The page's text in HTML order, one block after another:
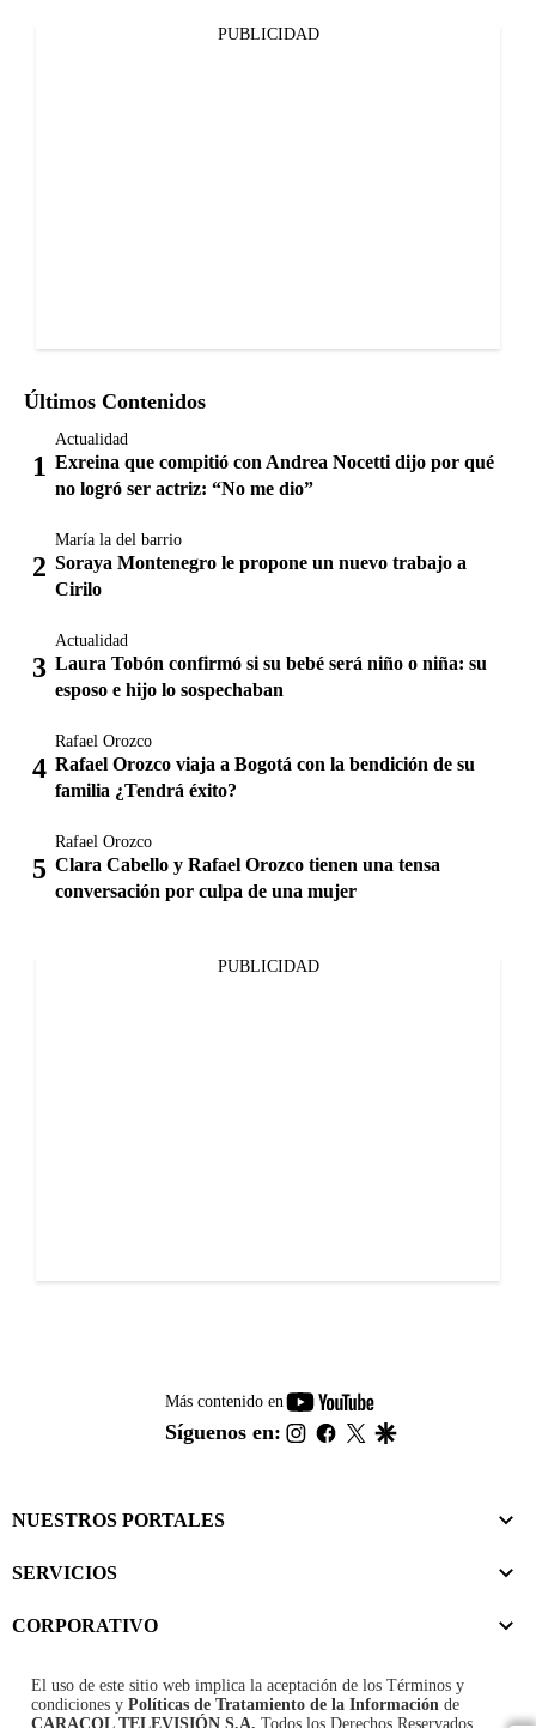
PUBLICIDAD
Últimos Contenidos
Actualidad
Exreina que compitió con Andrea Nocetti dijo por qué
no logró ser actriz: “No me dio”
María la del barrio
Soraya Montenegro le propone un nuevo trabajo a
Cirilo
Actualidad
Laura Tobón confirmó si su bebé será niño o niña: su
esposo e hijo lo sospechaban
Rafael Orozco
Rafael Orozco viaja a Bogotá con la bendición de su
familia ¿Tendrá éxito?
Rafael Orozco
Clara Cabello y Rafael Orozco tienen una tensa
conversación por culpa de una mujer
PUBLICIDAD
Más contenido en
youtube-
footer
Síguenos en: instagram
facebook
twitter
NUESTROS PORTALES
SERVICIOS
CORPORATIVO
El uso de este sitio web implica la aceptación de los Términos y
condiciones y Políticas de Tratamiento de la Información de
CARACOL TELEVISIÓN S.A. Todos los Derechos Reservados